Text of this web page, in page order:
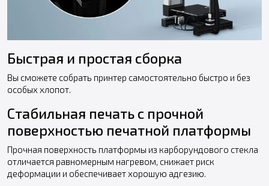
Быстрая и простая сборка
Вы сможете собрать принтер самостоятельно быстро и без
особых хлопот.
Стабильная печать с прочной
поверхностью печатной платформы
Прочная поверхность платформы из карборундового стекла
отличается равномерным нагревом, снижает риск
деформации и обеспечивает хорошую адгезию.